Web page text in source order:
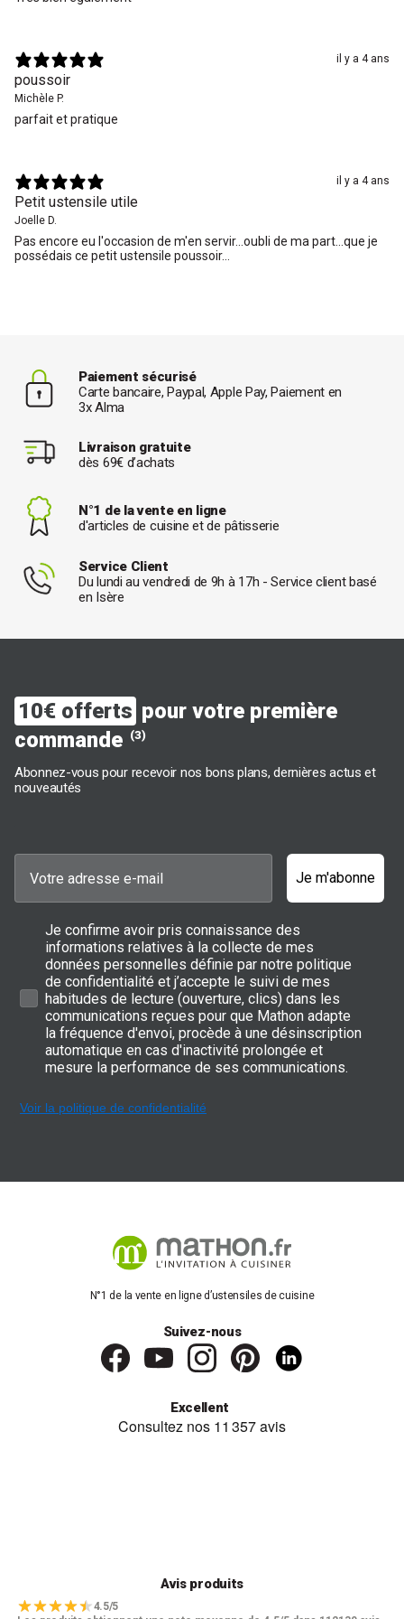
il y a 4 ans
poussoir
Michèle P.
parfait et pratique
il y a 4 ans
Petit ustensile utile
Joelle D.
Pas encore eu l'occasion de m'en servir...oubli de ma part...que je
possédais ce petit ustensile poussoir...
Paiement sécurisé
Carte bancaire, Paypal, Apple Pay, Paiement en
3x Alma
Livraison gratuite
dès 69€ d’achats
N°1 de la vente en ligne
d'articles de cuisine et de pâtisserie
Service Client
Du lundi au vendredi de 9h à 17h - Service client basé
en Isère
10€ offerts pour votre première
commande (3)
Abonnez-vous pour recevoir nos bons plans, dernières actus et
nouveautés
Je m'abonne
Je confirme avoir pris connaissance des
informations relatives à la collecte de mes
données personnelles définie par notre politique
de confidentialité et j’accepte le suivi de mes
habitudes de lecture (ouverture, clics) dans les
communications reçues pour que Mathon adapte
la fréquence d'envoi, procède à une désinscription
automatique en cas d'inactivité prolongée et
mesure la performance de ses communications.
Voir la politique de confidentialité
N°1 de la vente en ligne d’ustensiles de cuisine
Suivez-nous
Excellent
Avis produits
4.5/5